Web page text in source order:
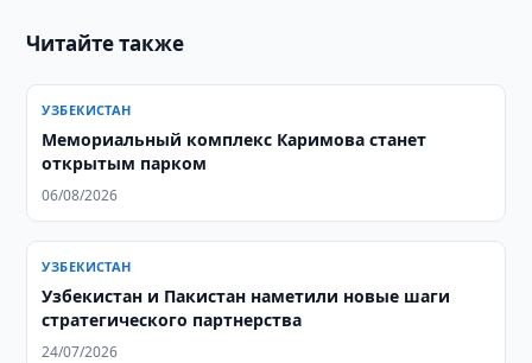
Читайте также
УЗБЕКИСТАН
Мемориальный комплекс Каримова станет
открытым парком
06/08/2026
УЗБЕКИСТАН
Узбекистан и Пакистан наметили новые шаги
стратегического партнерства
24/07/2026